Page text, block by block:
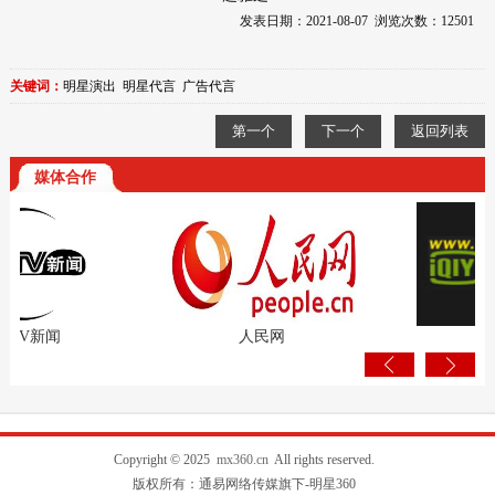
发表日期：2021-08-07 浏览次数：12501
关键词： 明星演出 明星代言 广告代言
第一个 下一个 返回列表
媒体合作
闻 人民网
Copyright © 2025 mx360.cn All rights reserved.
版权所有：通易网络传媒旗下-明星360